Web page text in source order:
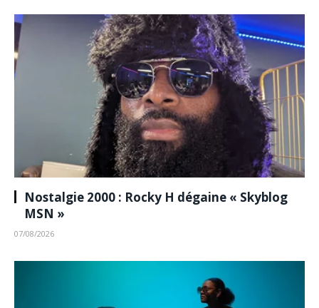
Nostalgie 2000 : Rocky H dégaine « Skyblog
MSN »
07/08/2026